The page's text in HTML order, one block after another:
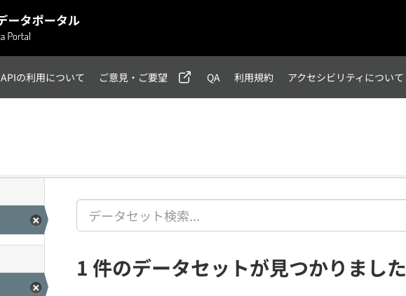
APIの利用について ご意見・ご要望 QA 利用規約 アクセシビリティについて
1 件のデータセットが見つかりました